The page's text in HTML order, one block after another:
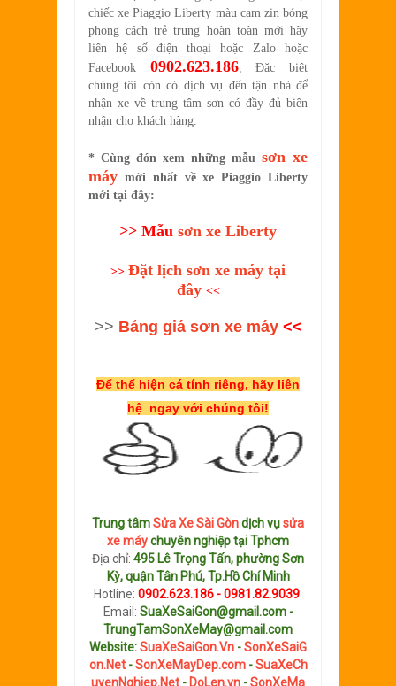
chiếc xe Piaggio Liberty màu cam zin bóng
phong cách trẻ trung hoàn toàn mới hãy
liên hệ số điện thoại hoặc Zalo hoặc
Facebook 0902.623.186, Đặc biệt
chúng tôi còn có dịch vụ đến tận nhà để
nhận xe về trung tâm sơn có đầy đủ biên
nhận cho khách hàng.
* Cùng đón xem những mẫu sơn xe
máy mới nhất về xe Piaggio Liberty
mới tại đây:
>> Mẫu sơn xe Liberty
>> Đặt lịch sơn xe máy tại
đây <<
>> Bảng giá sơn xe máy<<
Để thể hiện cá tính riêng, hãy liên
hệ ngay với chúng tôi!
Trung tâmSửa Xe Sài Gòndịch vụsửa
xe máychuyên nghiệp tại Tphcm
Địa chỉ: 495 Lê Trọng Tấn, phường Sơn
Kỳ, quận Tân Phú, Tp.Hồ Chí Minh
Hotline: 0902.623.186 - 0981.82.9039
Email: SuaXeSaiGon@gmail.com -
TrungTamSonXeMay@gmail.com
Website:SuaXeSaiGon.Vn -SonXeSaiG
on.Net-SonXeMayDep.com-SuaXeCh
uyenNghiep.Net - DoLen.vn -SonXeMa